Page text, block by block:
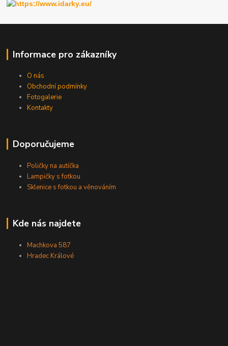
Informace pro zákazníky
O nás
Obchodní podmínky
Fotogalerie
Kontakty
Doporučujeme
Poličky na autíčka
Lampičky s fotkou
Sklenice s fotkou a věnováním
Kde nás najdete
Machkova 587
Hradec Králové